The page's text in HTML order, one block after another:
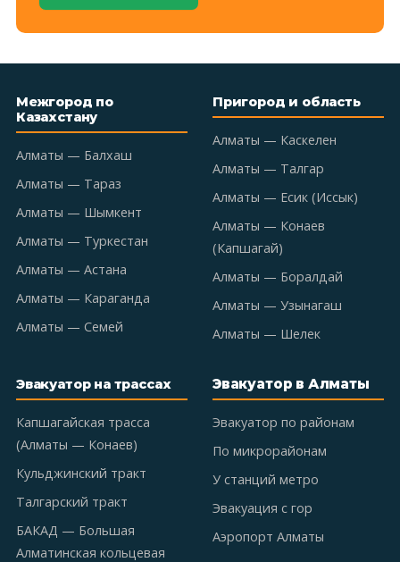
Межгород по
Казахстану
Алматы — Балхаш
Алматы — Тараз
Алматы — Шымкент
Алматы — Туркестан
Алматы — Астана
Алматы — Караганда
Алматы — Семей
Пригород и область
Алматы — Каскелен
Алматы — Талгар
Алматы — Есик (Иссык)
Алматы — Конаев
(Капшагай)
Алматы — Боралдай
Алматы — Узынагаш
Алматы — Шелек
Эвакуатор на трассах
Капшагайская трасса
(Алматы — Конаев)
Кульджинский тракт
Талгарский тракт
БАКАД — Большая
Алматинская кольцевая
Эвакуатор в Алматы
Эвакуатор по районам
По микрорайонам
У станций метро
Эвакуация с гор
Аэропорт Алматы